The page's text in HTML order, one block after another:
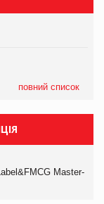
повний список
Master-